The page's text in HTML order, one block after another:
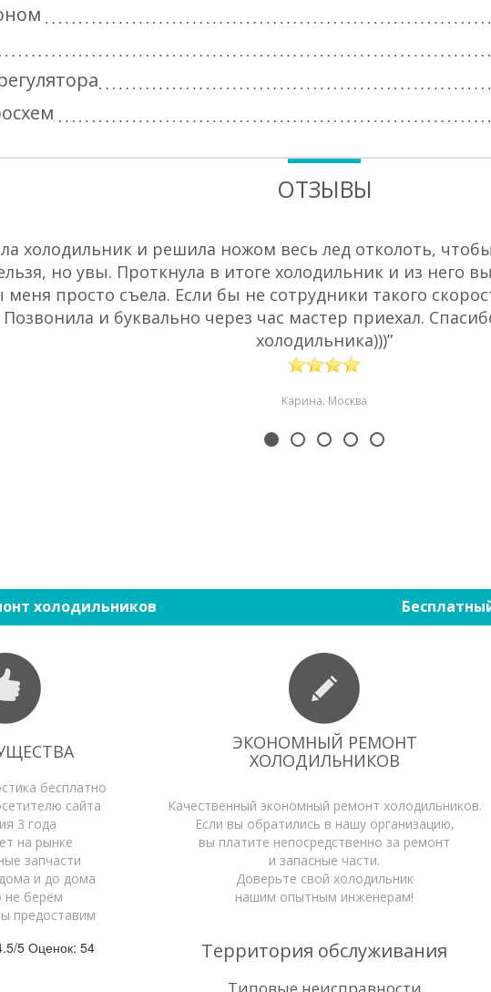
ОТЗЫВЫ
холодильник и решила ножом весь лед отколоть,
но увы. Проткнула в итоге холодильник и из него
меня просто съела. Если бы не сотрудники такого
и буквально через час мастер приехал.
холодильника)))”
Карина. Москва
холодильников
ЭКОНОМНЫЙ РЕМОНТ
ХОЛОДИЛЬНИКОВ
бесплатно
сайта
3 года
на рынке
запчасти
и до дома
не берём
предоставим
Качественный экономный ремонт холодильников.
Если вы обратились в нашу организацию,
вы платите непосредственно за ремонт
и запасные части.
Доверьте свой холодильник
нашим опытным инженерам!
Территория обслуживания
/5 Оценок: 54